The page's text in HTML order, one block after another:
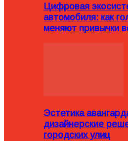
Цифровая
автомобиля: как
меняют привычки
Эстетика
дизайнерские
городских улиц